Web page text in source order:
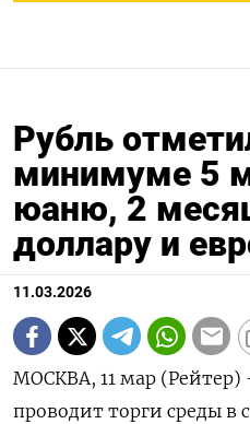
Рубль
минимуме 5
юаню, 2
доллару и
11.03.2026
МОСКВА, 11 мар (Рейтер)
проводит торги среды